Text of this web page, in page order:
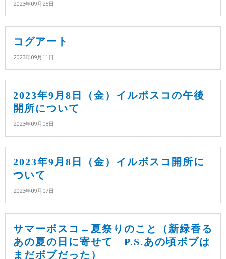
2023年09月25日
コグアート
2023年09月11日
2023年9月8日（金）イルボスコの午後
開所について
2023年09月08日
2023年9月8日（金）イルボスコ開所に
ついて
2023年09月07日
サマーボスコ←夏祭りのこと（新緑香る
あの夏の日に寄せて P.S.あの頃ボブは
まだボブだった）